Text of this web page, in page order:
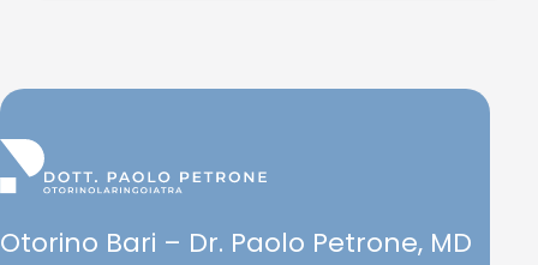
Otorino Bari – Dr. Paolo Petrone, MD